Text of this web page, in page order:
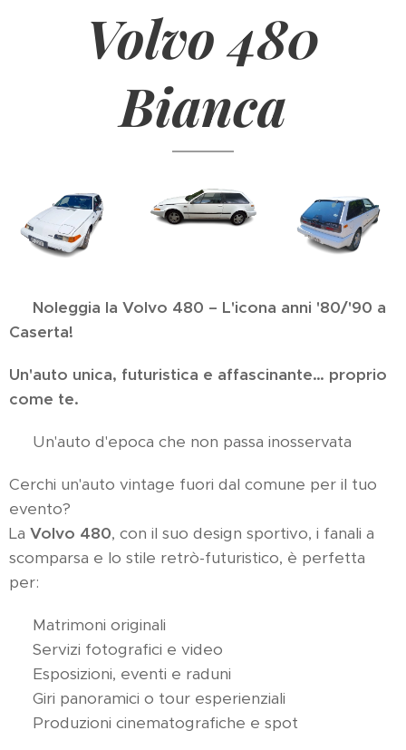
Volvo 480
Bianca
Noleggia la Volvo 480 – L'icona anni '80/'90 a
Caserta!
Un'auto unica, futuristica e affascinante… proprio
come te.
💫 Un'auto d'epoca che non passa inosservata
Cerchi un'auto vintage fuori dal comune per il tuo
evento?
La Volvo 480, con il suo design sportivo, i fanali a
scomparsa e lo stile retrò-futuristico, è perfetta
per:
✅ Matrimoni originali
✅ Servizi fotografici e video
✅ Esposizioni, eventi e raduni
✅ Giri panoramici o tour esperienziali
✅ Produzioni cinematografiche e spot